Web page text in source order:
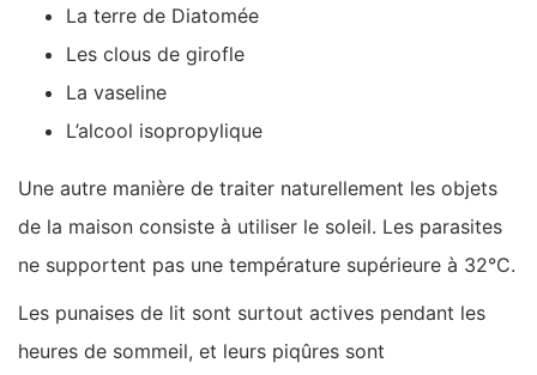
La terre de Diatomée
Les clous de girofle
La vaseline
L’alcool isopropylique
Une autre manière de traiter naturellement les objets
de la maison consiste à utiliser le soleil. Les parasites
ne supportent pas une température supérieure à 32°C.
Les punaises de lit sont surtout actives pendant les
heures de sommeil, et leurs piqûres sont